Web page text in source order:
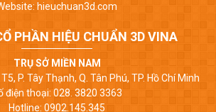
hieuchuan3d.com
PHẦN HIỆU CHUẨN 3D VINA
TRỤ SỞ MIỀN NAM
P. Tây Thạnh, Q. Tân Phú, TP. Hồ Chí Minh
điện thoại: 028. 3820 3363
Hotline: 0902.145.345